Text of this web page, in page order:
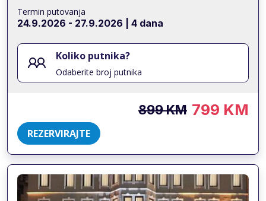
Termin putovanja
24.9.2026 - 27.9.2026 | 4 dana
Koliko putnika?
Odaberite broj putnika
899 KM 799 KM
REZERVIRAJTE